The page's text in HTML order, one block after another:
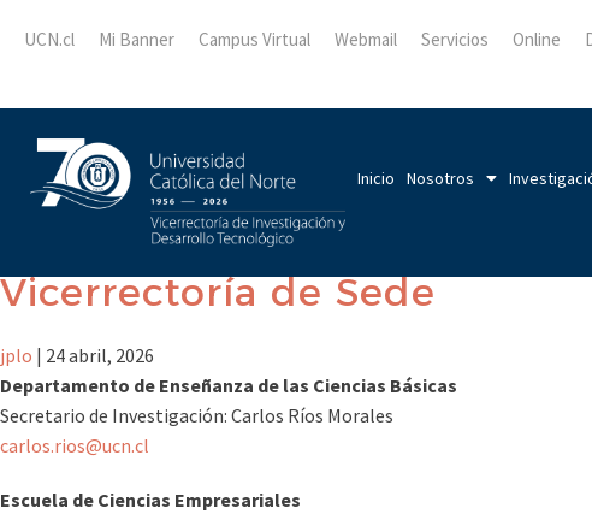
UCN.cl Mi Banner Campus Virtual Webmail Servicios Online
Inicio Nosotros
Vicerrectoría de Sede
jplo | 24 abril, 2026
Departamento de Enseñanza de las Ciencias Básicas
Secretario de Investigación: Carlos Ríos Morales
carlos.rios@ucn.cl
Escuela de Ciencias Empresariales